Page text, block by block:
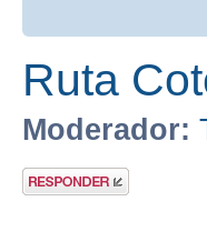
Ruta
Moderador:
Publicar una
respuesta